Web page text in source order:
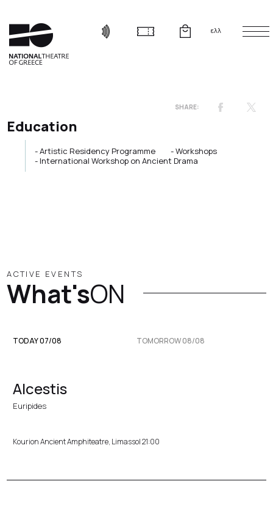
ελλ
Education
Artistic Residency Programme
Workshops
International Workshop on Ancient Drama
ACTIVE EVENTS
What'sON
TODAY 07/08 TOMORROW 08/08
Alcestis
Euripides
Kourion Ancient Amphiteatre, Limassol 21:00